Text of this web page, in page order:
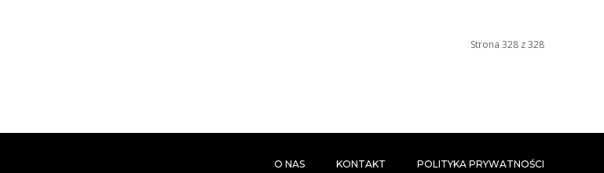
Strona 328 z 328
O NAS KONTAKT POLITYKA PRYWATNOŚCI